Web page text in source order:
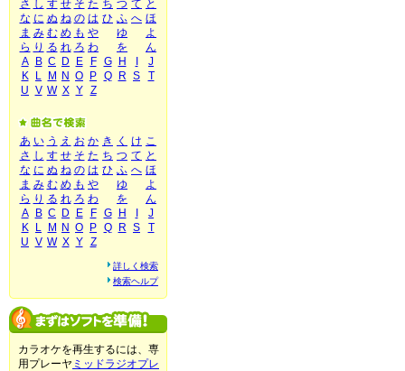
さ し す せ そ た ち つ て と
な に ぬ ね の は ひ ふ へ ほ
ま み む め も や ゆ
よ
ら り る れ ろ わ を
ん
A
B C D E F G H
J
K
L M N O P Q R S
T
U V W X Y Z
あ い う え お か き く け こ
さ し す せ そ た ち つ て と
な に ぬ ね の は ひ ふ へ ほ
ま み む め も や ゆ
よ
ら り る れ ろ わ を
ん
A
B C D E F G H
J
K
L M N O P Q R S
T
U V W X Y Z
詳しく検索
検索ヘルプ
カラオケを再生するには、専
用プレーヤ ミッドラジオプレ